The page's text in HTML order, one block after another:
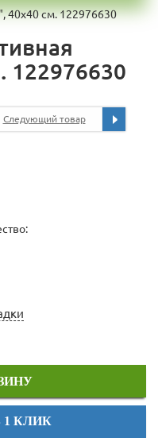
40х40 см. 122976630
122976630
Следующий товар
1 КЛИК